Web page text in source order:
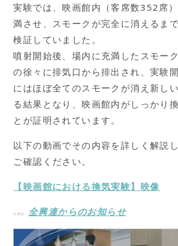
実験では、映画館内（客席数352席
満させ、スモークが完全に消えるま
検証していました。
噴射開始後、場内に充満したスモー
の徐々に排気口から排出され、実験
にはほぼ全てのスモークが消え新し
る結果となり、映画館内がしっかり
とが証明されています。
以下の動画でその内容を詳しく解説
ご確認ください。
【映画館における換気実験】映像
引用元： 全興連からのお知らせ